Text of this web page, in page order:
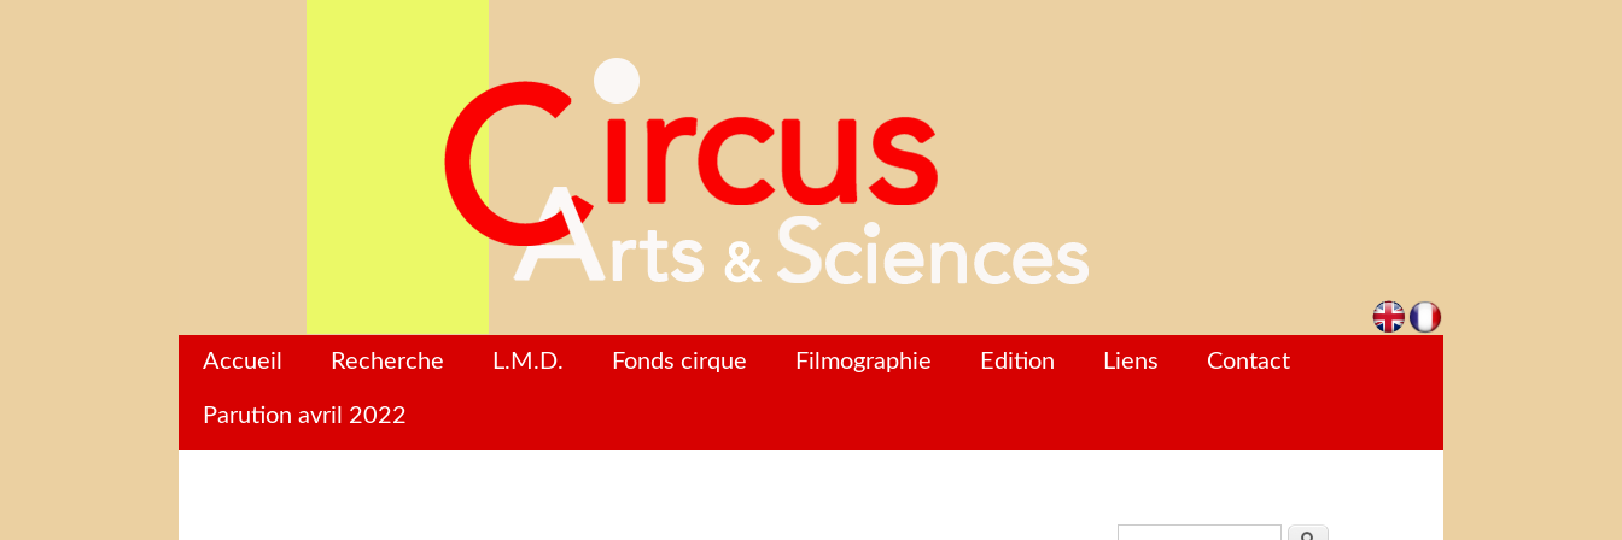
Accueil Recherche L.M.D. Fonds cirque Filmographie Edition Liens Contact
Parution avril 2022
Rechercher